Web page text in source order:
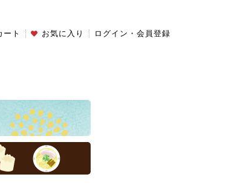
ート お気に入り ログイン・会員登録